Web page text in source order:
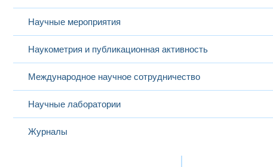
Научные мероприятия
Наукометрия и публикационная активность
Международное научное сотрудничество
Научные лаборатории
Журналы